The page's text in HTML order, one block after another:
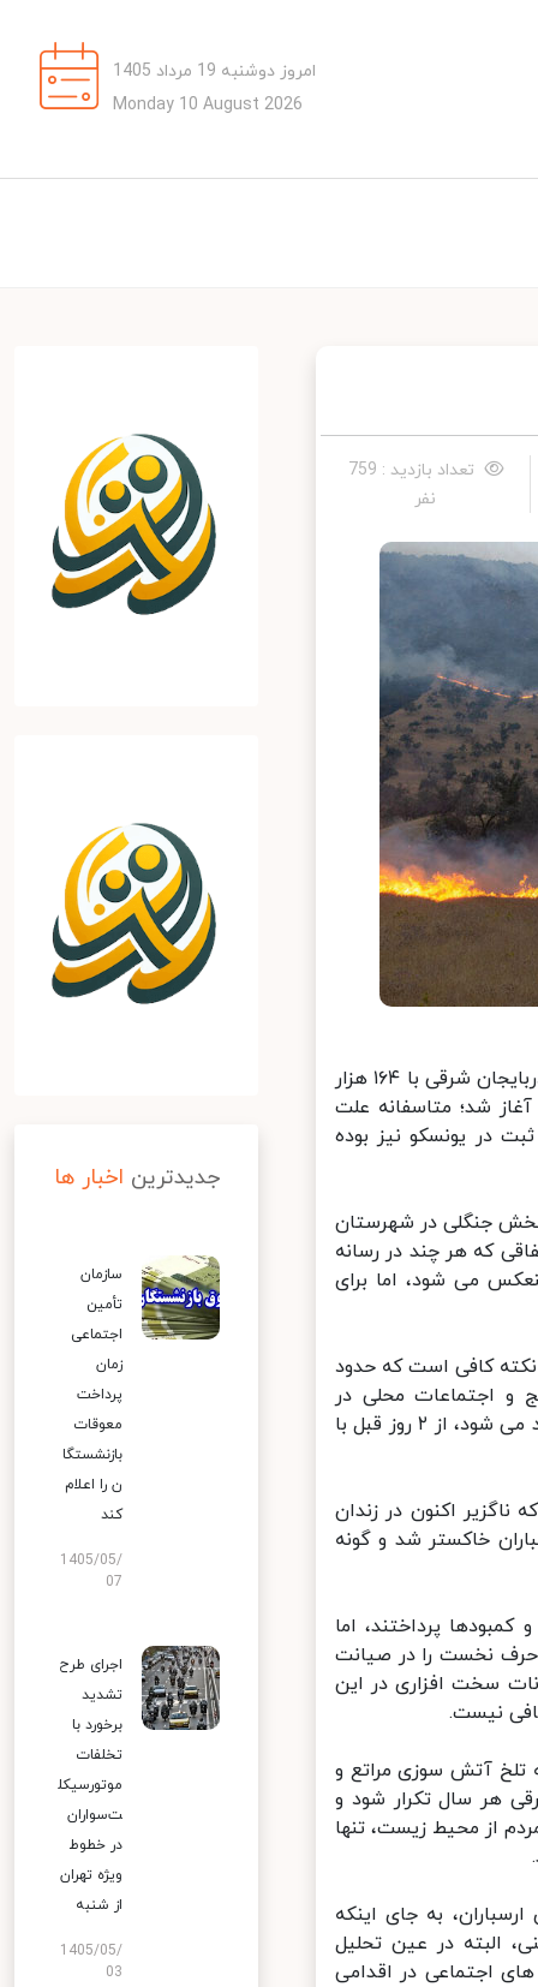
امروز دوشنبه 19 مرداد 1405
Monday 10 August 2026
تعداد بازدید : 759
نفر
ایرنا: آتش سوزی در جنگل های ارسباران به عنوان بزرگ ترین پهنه جنگلی آذربایجان شرقی با ۱۶۴ هزار
های گیاهی و جانوری از ۲ روز قبل آغاز شد؛ متاسفانه علت
در یونسکو نیز بوده
جنگلی در شهرستان
که هر چند در رسانه
می شود، اما برای
کافی است که حدود
و اجتماعات محلی در
ارتفاعاتی که پای انسان به دشواری در لبه صخره ها و سنگ های خارایش بند می شود، از ۲ روز قبل با
کرد که همین پارسال در اثر ندانم کاری ۲ نفر که ناگزیر اکنون در زندان
از جنگل های ارسباران خاکستر شد و گونه
پرداختند، اما
نخست را در صیانت
سخت افزاری در این
نیست.
آتش سوزی مراتع و
هر سال تکرار شود و
از محیط زیست، تنها
به جای اینکه
البته در عین تحلیل
اجتماعی در اقدامی
جدیدترین اخبار ها
سازمان
تأمین
اجتماعی
زمان
پرداخت
معوقات
بازنشستگا
ن را اعلام
کند
1405/05/
07
اجرای طرح
تشدید
برخورد با
تخلفات
موتورسیکل
ت‌سواران
در خطوط
ویژه تهران
از شنبه
1405/05/
03